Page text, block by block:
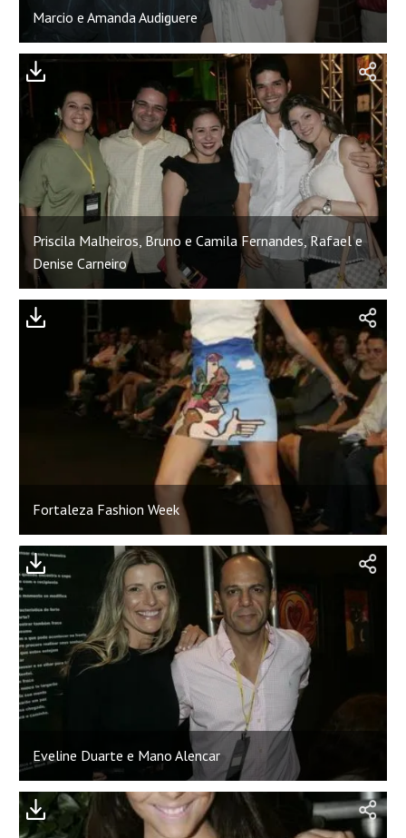
Marcio e Amanda Audiguere
Priscila Malheiros, Bruno e Camila Fernandes, Rafael e
Denise Carneiro
Fortaleza Fashion Week
Eveline Duarte e Mano Alencar